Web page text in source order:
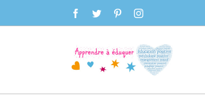
to
facebooktwitter pinterestinstagram
Rechercher